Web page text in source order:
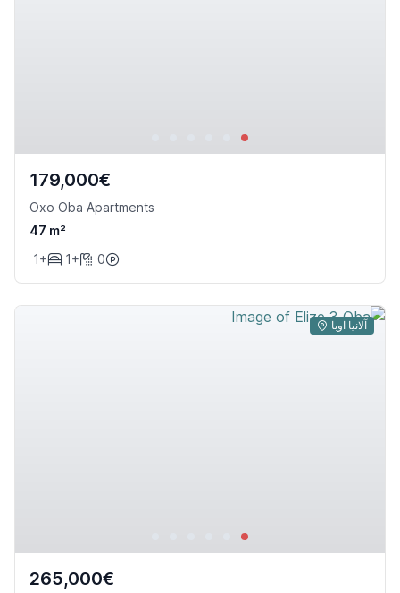
179,000€
Oxo Oba Apartments
47 m²
1+
1+ 0
آلانیا اوبا
265,000€